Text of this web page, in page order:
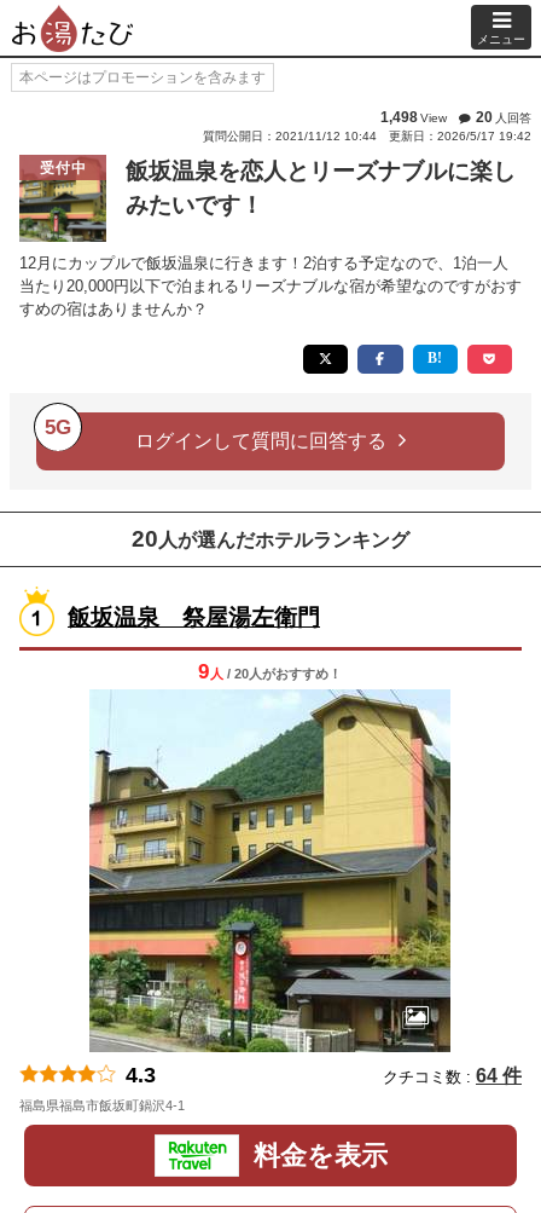
メニュー
本ページはプロモーションを含みます
1,498View 20 人回答
質問公開日：2021/11/12 10:44
更新日：2026/5/17 19:42
受付中
飯坂温泉を恋人とリーズナブルに楽し
みたいです！
12月にカップルで飯坂温泉に行きます！2泊する予定なので、1泊一人
当たり20,000円以下で泊まれるリーズナブルな宿が希望なのですがおす
すめの宿はありませんか？
5G
ログインして質問に回答する
20 人が選んだホテルランキング
飯坂温泉 祭屋湯左衛門
9 人 / 20人がおすすめ！
4.3 クチコミ数 : 64 件
福島県福島市飯坂町鍋沢4-1
料金を表示